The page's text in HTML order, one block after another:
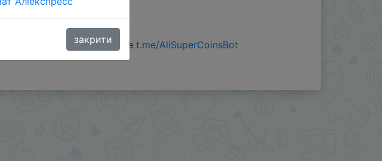
вас товар можно в боте t.me/AliSuperCoinsBot
закрити